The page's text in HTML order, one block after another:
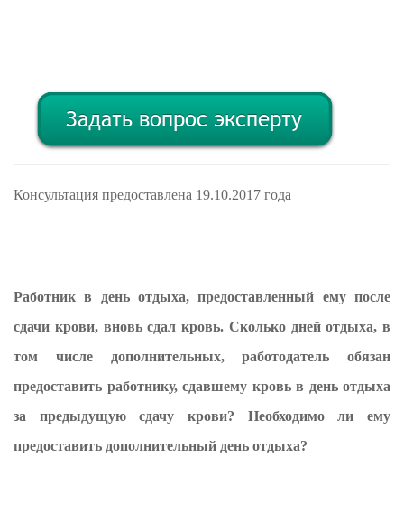
Консультация предоставлена 19.10.2017 года
Работник в день отдыха, предоставленный ему после
сдачи крови, вновь сдал кровь. Сколько дней отдыха, в
том числе дополнительных, работодатель обязан
предоставить работнику, сдавшему кровь в день отдыха
за предыдущую сдачу крови? Необходимо ли ему
предоставить дополнительный день отдыха?